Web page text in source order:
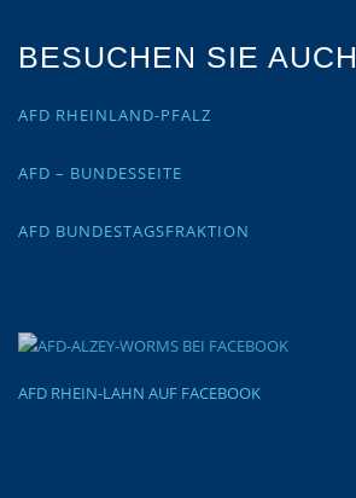
BESUCHEN SIE AUCH
AFD RHEINLAND-PFALZ
AFD – BUNDESSEITE
AFD BUNDESTAGSFRAKTION
AFD RHEIN-LAHN AUF FACEBOOK